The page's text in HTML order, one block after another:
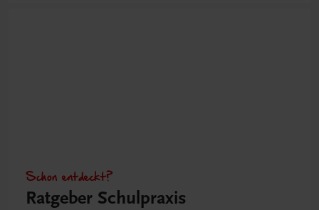
Schon entdeckt?
Ratgeber Schulpraxis